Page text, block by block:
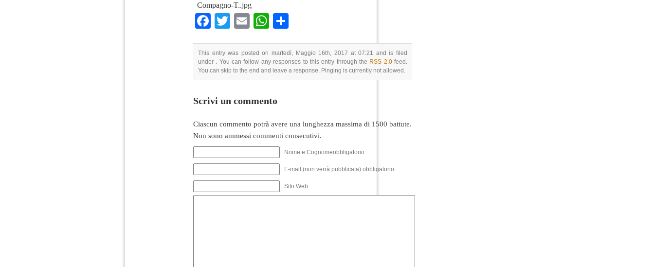
Compagno-T..jpg
Facebook
TwitterEmailWhatsApp
This entry was posted on martedì, Maggio 16th, 2017 at 07:21 and is filed
under . You can follow any responses to this entry through the RSS 2.0feed.
You can skip to the end and leave a response. Pinging is currently not allowed.
Scrivi un commento
Ciascun commento potrà avere una lunghezza massima di 1500 battute.
Non sono ammessi commenti consecutivi.
Nome e Cognomeobbligatorio
E-mail (non verrà pubblicata) obbligatorio
Sito Web